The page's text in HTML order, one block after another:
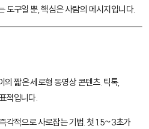
도구일 뿐, 핵심은 사람의 메시지입니다.
짧은 세로형 동영상 콘텐츠. 틱톡,
적입니다.
각적으로 사로잡는 기법. 첫 1.5~3초가